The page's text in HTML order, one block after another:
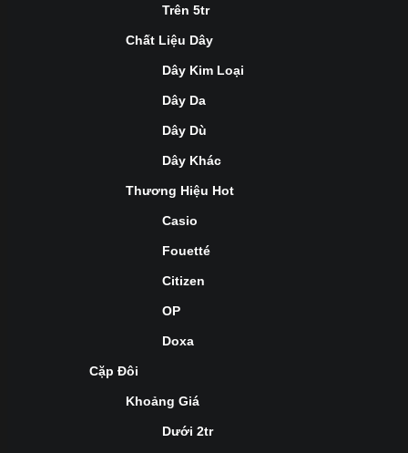
Trên 5tr
Chất Liệu Dây
Dây Kim Loại
Dây Da
Dây Dù
Dây Khác
Thương Hiệu Hot
Casio
Fouetté
Citizen
OP
Doxa
Cặp Đôi
Khoảng Giá
Dưới 2tr